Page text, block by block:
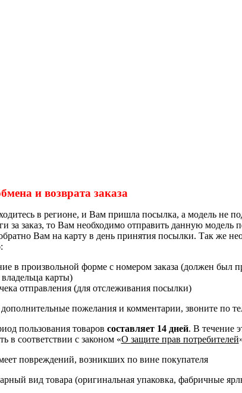
и возврата заказа
в регионе, и Вам пришла посылка, а модель не
за заказ, то Вам необходимо отправить данную
Вам на карту в день принятия посылки. Так же
в произвольной форме с номером заказа (должен был
карты)
отправления (для отслеживания посылки)
пожелания и комментарии, звоните по
пользования товаров составляет 14 дней. В течение
в соответствии с законом «О защите прав потребителей
повреждений, возникших по вине покупателя
вид товара (оригинальная упаковка, фабричные